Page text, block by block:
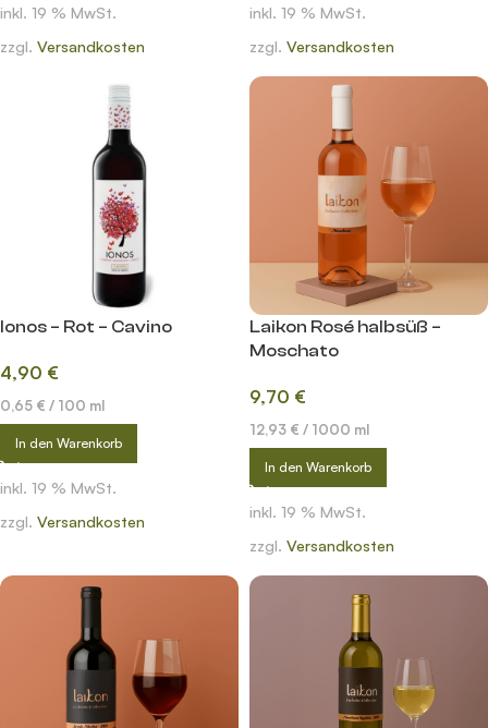
inkl. 19 % MwSt.
zzgl. Versandkosten
inkl. 19 % MwSt.
zzgl. Versandkosten
Ionos – Rot – Cavino
4,90 €
0,65 € / 100 ml
In den Warenkorb
inkl. 19 % MwSt.
zzgl. Versandkosten
Laikon Rosé halbsüß –
Moschato
9,70 €
12,93 € / 1000 ml
In den Warenkorb
inkl. 19 % MwSt.
zzgl. Versandkosten